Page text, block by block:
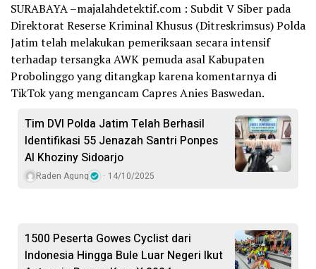
SURABAYA –majalahdetektif.com : Subdit V Siber pada
Direktorat Reserse Kriminal Khusus (Ditreskrimsus) Polda
Jatim telah melakukan pemeriksaan secara intensif
terhadap tersangka AWK pemuda asal Kabupaten
Probolinggo yang ditangkap karena komentarnya di
TikTok yang mengancam Capres Anies Baswedan.
Tim DVI Polda Jatim Telah Berhasil
Identifikasi 55 Jenazah Santri Ponpes
Al Khoziny Sidoarjo
Raden Agung 14/10/2025
1500 Peserta Gowes Cyclist dari
Indonesia Hingga Bule Luar Negeri Ikut